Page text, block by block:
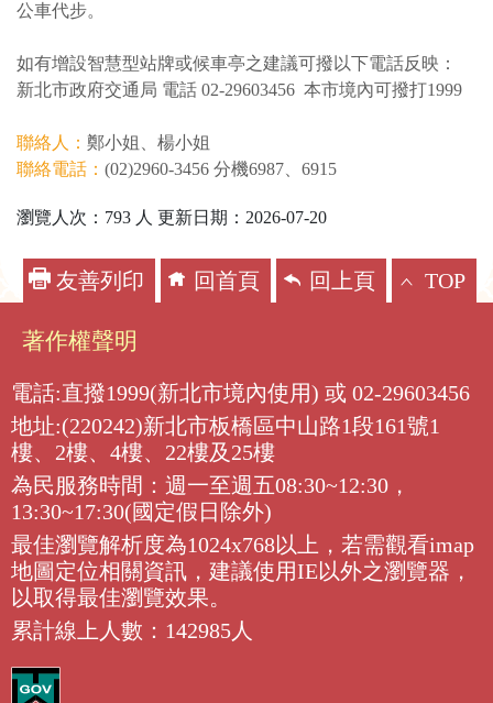
公車代步。
如有增設智慧型站牌或候車亭之建議可撥以下電話反映：
新北市政府交通局 電話 02-29603456 本市境內可撥打1999
聯絡人： 鄭小姐、楊小姐
聯絡電話： (02)2960-3456 分機6987、6915
瀏覽人次：793 人 更新日期：2026-07-20
友善列印 回首頁 回上頁 TOP
著作權聲明
電話:直撥1999(新北市境內使用) 或 02-29603456
地址:(220242)新北市板橋區中山路1段161號1
樓、2樓、4樓、22樓及25樓
為民服務時間：週一至週五08:30~12:30，
13:30~17:30(國定假日除外)
最佳瀏覽解析度為1024x768以上，若需觀看imap
地圖定位相關資訊，建議使用IE以外之瀏覽器，
以取得最佳瀏覽效果。
累計線上人數：142985人